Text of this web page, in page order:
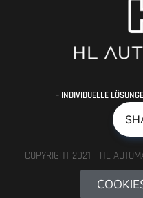
– INDIVIDUELLE
COPYRIGHT 2021 - HL